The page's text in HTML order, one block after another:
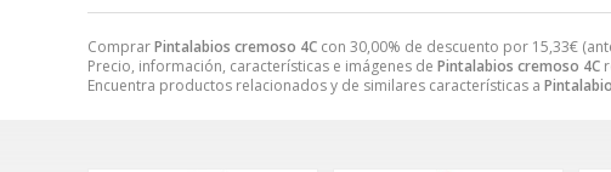
ComprarPintalabios cremoso 4C con 30,00% de descuento por 15,33€
Precio, información, características e imágenes de Pintalabios cremoso 4C
Encuentra productos relacionados y de similares características a